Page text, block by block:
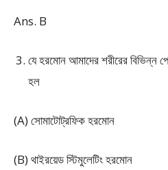
Ans. B
যে হরমোন আমাদের শরীরের বিভিন্ন
হল
(A) সোমাটোট্রফিক হরমোন
(B) থাইরয়েড স্টিমুলেটিং হরমোন